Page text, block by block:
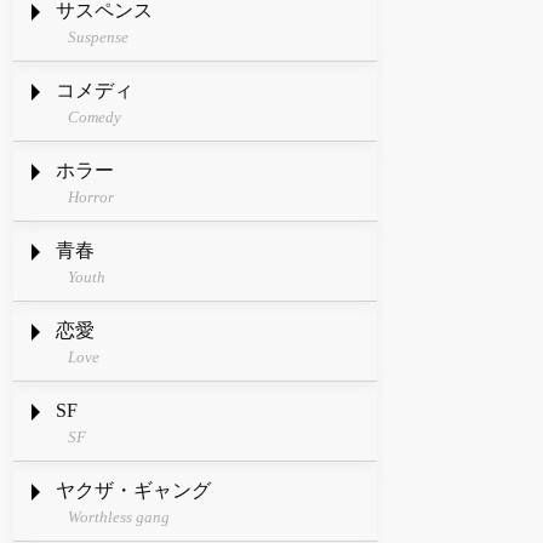
サスペンス
Suspense
コメディ
Comedy
ホラー
Horror
青春
Youth
恋愛
Love
SF
SF
ヤクザ・ギャング
Worthless gang